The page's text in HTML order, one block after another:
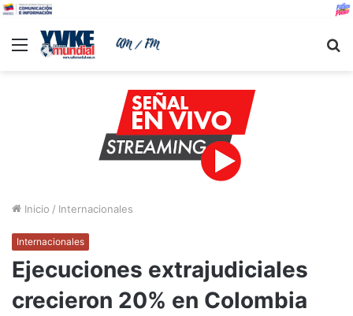
Menu
Inicio / Internacionales
Internacionales
Ejecuciones extrajudiciales
crecieron 20% en Colombia